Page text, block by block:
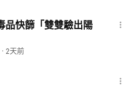
· 2天前